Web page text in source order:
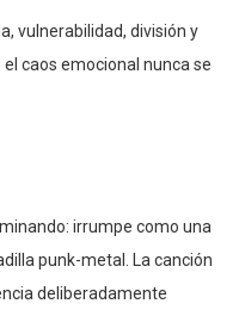
vulnerabilidad, división y
caos emocional nunca se
irrumpe como una
punk-metal. La canción
deliberadamente